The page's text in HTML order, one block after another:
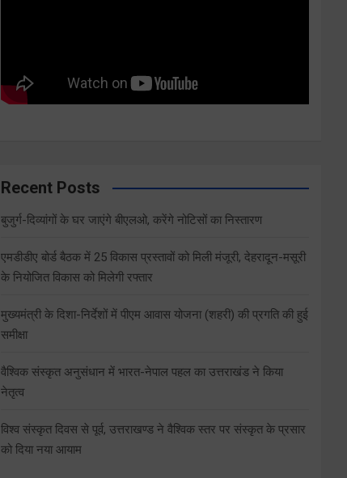
Recent Posts
बुजुर्ग-दिव्यांगों के घर जाएंगे बीएलओ, करेंगे नोटिसों का निस्तारण
एमडीडीए बोर्ड बैठक में 25 विकास प्रस्तावों को मिली मंजूरी, देहरादून-मसूरी
के नियोजित विकास को मिलेगी रफ्तार
मुख्यमंत्री के दिशा-निर्देशों में पीएम आवास योजना (शहरी) की प्रगति की हुई
समीक्षा
वैश्विक संस्कृत अनुसंधान में भारत-नेपाल पहल का उत्तराखंड ने किया
नेतृत्व
विश्व संस्कृत दिवस से पूर्व, उत्तराखण्ड ने वैश्विक स्तर पर संस्कृत के प्रसार
को दिया नया आयाम